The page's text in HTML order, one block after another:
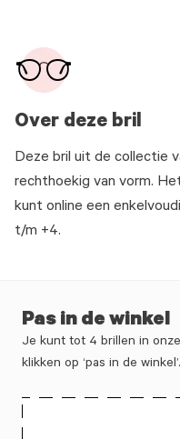
Over deze bril
Deze bril uit de collectie
rechthoekig van vorm.
kunt online een
t/m +4.
Pas in de winkel
Je kunt tot 4 brillen in
klikken op ‘pas in de winkel’.